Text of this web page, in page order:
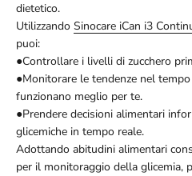
dietetico.
Utilizzando Sinocare iCan i3
puoi:
●Controllare i livelli di zucchero
●Monitorare le tendenze nel
funzionano meglio per te.
●Prendere decisioni alimentari
glicemiche in tempo reale.
Adottando abitudini alimentari
per il monitoraggio della glicemia,